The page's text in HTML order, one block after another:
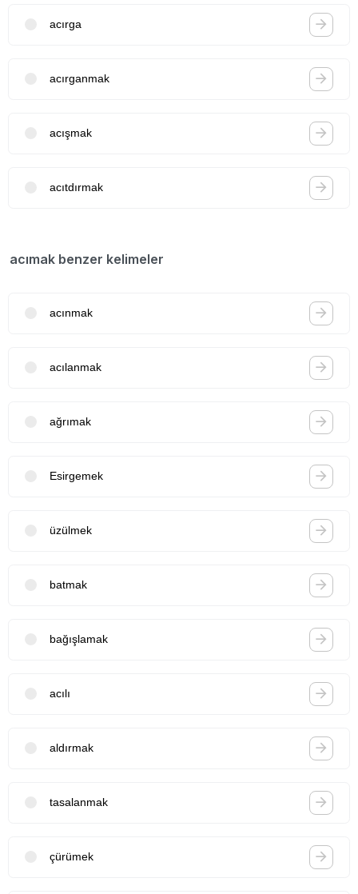
acırga
acırganmak
acışmak
acıtdırmak
acımak benzer kelimeler
acınmak
acılanmak
ağrımak
Esirgemek
üzülmek
batmak
bağışlamak
acılı
aldırmak
tasalanmak
çürümek